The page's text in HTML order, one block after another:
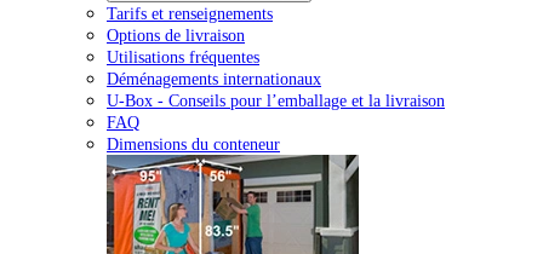
Tarifs et renseignements
Options de livraison
Utilisations fréquentes
Déménagements internationaux
U-Box - Conseils pour l’emballage et la livraison
FAQ
Dimensions du conteneur